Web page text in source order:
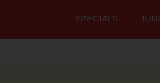
Hauptmenü
SPECIALS